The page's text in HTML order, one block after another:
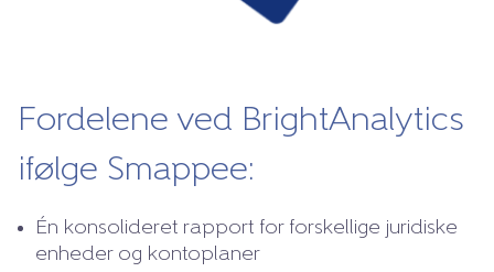
Fordelene ved BrightAnalytics
ifølge Smappee:
Én konsolideret rapport for forskellige juridiske
enheder og kontoplaner